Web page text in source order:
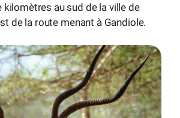
kilomètres au sud de la ville de
de la route menant à Gandiole.